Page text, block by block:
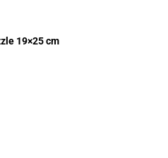
19×25 cm